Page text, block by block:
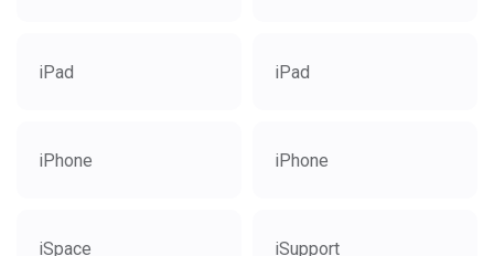
iPad iPad
iPhone iPhone
iSpace iSupport